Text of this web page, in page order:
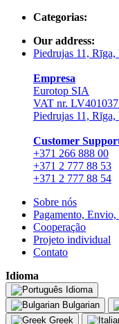
Categorias:
Our address:
Piedrujas 11,
Empresa
Eurotop SIA
VAT nr.
Piedrujas 11,
Сustomer
+371 266 888 00
+371 2 777 88 53
+371 2 777 88 54
Sobre nós
Pagamento, Envio,
Cooperação
Projeto individual
Contato
Idioma
Idioma
Bulgarian
Greek